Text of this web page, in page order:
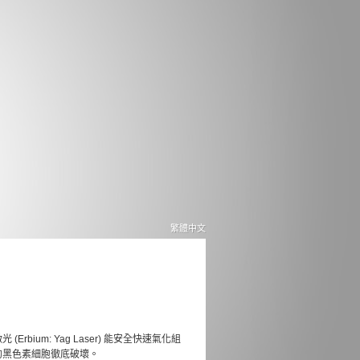
繁體中文
(Erbium: Yag Laser) 能安全快速氣化組
色素細胞徹底破壞。